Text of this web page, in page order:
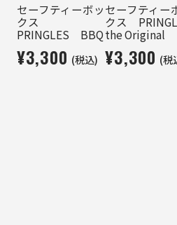
セーフティーボッ
クス
PRINGLES BBQ
¥3,300 (税込)
セーフティー
クス
the Original
¥3,300 (税